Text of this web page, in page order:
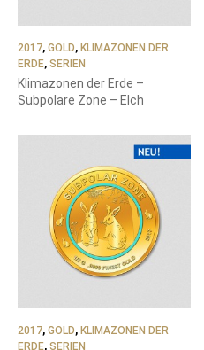
2017, GOLD, KLIMAZONEN DER
ERDE, SERIEN
Klimazonen der Erde –
Subpolare Zone – Elch
2017, GOLD, KLIMAZONEN DER
ERDE, SERIEN